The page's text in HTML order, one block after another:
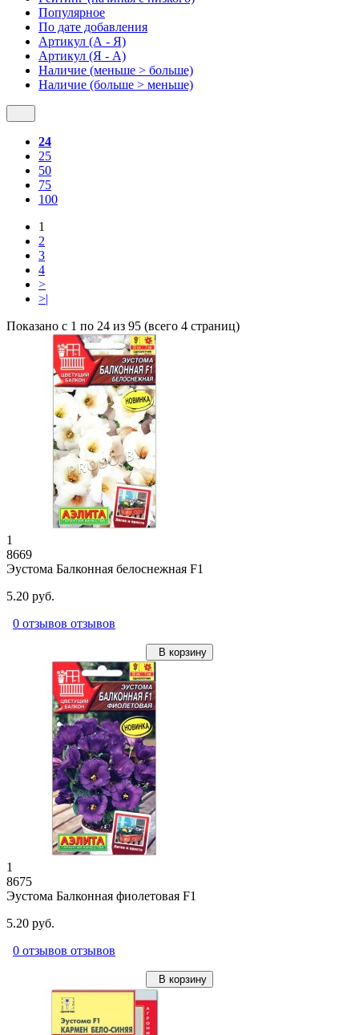
Популярное
По дате добавления
Артикул (А - Я)
Артикул (Я - А)
Наличие (меньше > больше)
Наличие (больше > меньше)
24
25
50
75
100
1
2
3
4
>
>|
Показано с 1 по 24 из 95 (всего 4 страниц)
1
8669
Эустома Балконная белоснежная F1
5.20 руб.
0 отзывов отзывов
В корзину
1
8675
Эустома Балконная фиолетовая F1
5.20 руб.
0 отзывов отзывов
В корзину